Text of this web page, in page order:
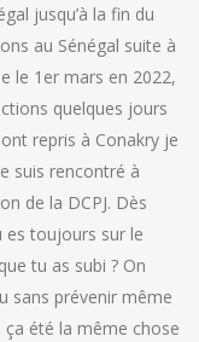
jusqu’à la fin du
au Sénégal suite à
le 1er mars en 2022,
quelques jours
repris à Conakry je
suis rencontré à
de la DCPJ. Dès
es toujours sur le
tu as subi ? On
sans prévenir même
été la même chose